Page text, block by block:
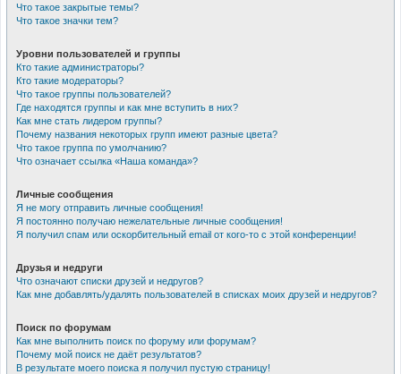
Что такое закрытые темы?
Что такое значки тем?
Уровни пользователей и группы
Кто такие администраторы?
Кто такие модераторы?
Что такое группы пользователей?
Где находятся группы и как мне вступить в них?
Как мне стать лидером группы?
Почему названия некоторых групп имеют разные цвета?
Что такое группа по умолчанию?
Что означает ссылка «Наша команда»?
Личные сообщения
Я не могу отправить личные сообщения!
Я постоянно получаю нежелательные личные сообщения!
Я получил спам или оскорбительный email от кого-то с этой конференции!
Друзья и недруги
Что означают списки друзей и недругов?
Как мне добавлять/удалять пользователей в списках моих друзей и недругов?
Поиск по форумам
Как мне выполнить поиск по форуму или форумам?
Почему мой поиск не даёт результатов?
В результате моего поиска я получил пустую страницу!